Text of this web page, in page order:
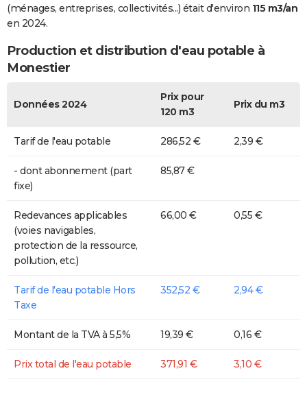
(ménages, entreprises, collectivités...) était d'environ 115 m3/an
en 2024.
Production et distribution d'eau potable à
Monestier
Données 2024
Prix pour
120 m3
Prix du m3
Tarif de l'eau potable 286,52 € 2,39 €
- dont abonnement (part
fixe)
85,87 €
Redevances applicables
(voies navigables,
protection de la ressource,
pollution, etc.)
66,00 € 0,55 €
Tarif de l'eau potable Hors
Taxe
352,52 € 2,94 €
Montant de la TVA à 5,5% 19,39 € 0,16 €
Prix total de l'eau potable 371,91 € 3,10 €